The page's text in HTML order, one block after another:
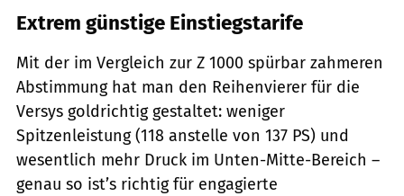
Extrem günstige Einstiegstarife
Mit der im Vergleich zur Z 1000 spürbar zahmeren
Abstimmung hat man den Reihenvierer für die
Versys goldrichtig gestaltet: weniger
Spitzenleistung (118 anstelle von 137 PS) und
wesentlich mehr Druck im Unten-Mitte-Bereich –
genau so ist’s richtig für engagierte